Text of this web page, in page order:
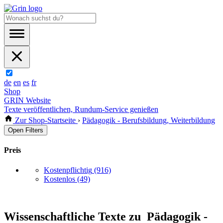
de en es fr
Shop
GRIN Website
Texte veröffentlichen, Rundum-Service genießen
Zur Shop-Startseite › Pädagogik - Berufsbildung, Weiterbildung
Open Filters
Preis
Kostenpflichtig (916)
Kostenlos (49)
Wissenschaftliche Texte zu Pädagogik -